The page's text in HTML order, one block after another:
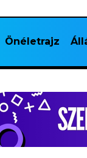
Önéletrajz